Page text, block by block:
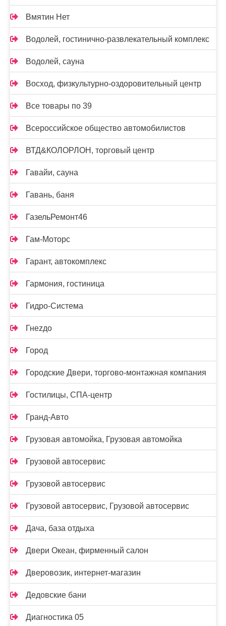
Вмятин Нет
Водолей, гостинично-развлекательный комплекс
Водолей, сауна
Восход, физкультурно-оздоровительный центр
Все товары по 39
Всероссийское общество автомобилистов
ВТД&КОЛОРЛОН, торговый центр
Гавайи, сауна
Гавань, баня
ГазельРемонт46
Гам-Моторс
Гарант, автокомплекс
Гармония, гостиница
Гидро-Система
Гнеzдо
Город
Городские Двери, торгово-монтажная компания
Гостилицы, СПА-центр
Гранд-Авто
Грузовая автомойка, Грузовая автомойка
Грузовой автосервис
Грузовой автосервис
Грузовой автосервис, Грузовой автосервис
Дача, база отдыха
Двери Океан, фирменный салон
Дверовозик, интернет-магазин
Дедовские бани
Диагностика 05